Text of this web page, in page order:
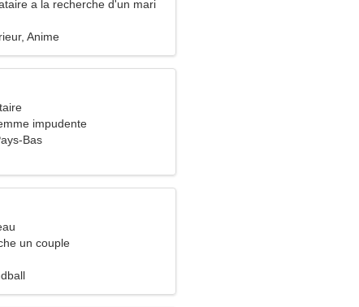
a la recherche d'un mari
Anime
impudente
Bas
un couple